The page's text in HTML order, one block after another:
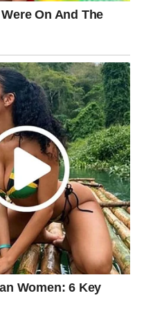
sreću i osjećaj da
dugo čekali.
pokazuje da
nikada ne ostaju bez